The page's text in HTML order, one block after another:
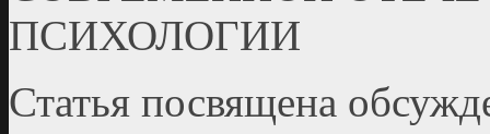
ПСИХОЛОГИИ
Статья посвящена